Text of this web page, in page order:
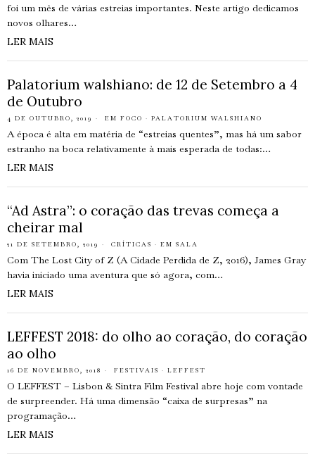
foi um mês de várias estreias importantes. Neste artigo dedicamos
novos olhares…
LER MAIS
Palatorium walshiano: de 12 de Setembro a 4
de Outubro
4 DE OUTUBRO, 2019 EM FOCO · PALATORIUM WALSHIANO
A época é alta em matéria de “estreias quentes”, mas há um sabor
estranho na boca relativamente à mais esperada de todas:…
LER MAIS
“Ad Astra”: o coração das trevas começa a
cheirar mal
21 DE SETEMBRO, 2019 CRÍTICAS · EM SALA
Com The Lost City of Z (A Cidade Perdida de Z, 2016), James Gray
havia iniciado uma aventura que só agora, com…
LER MAIS
LEFFEST 2018: do olho ao coração, do coração
ao olho
16 DE NOVEMBRO, 2018 FESTIVAIS · LEFFEST
O LEFFEST – Lisbon & Sintra Film Festival abre hoje com vontade
de surpreender. Há uma dimensão “caixa de surpresas” na
programação…
LER MAIS